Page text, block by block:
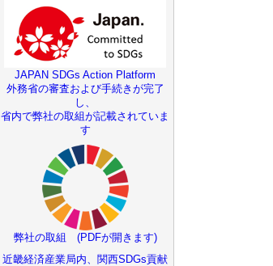
JAPAN SDGs Action Platform
外務省の審査および手続きが完了
し、
省内で弊社の取組が記載されていま
す
弊社の取組 (PDFが開きます)
近畿経済産業局内、関西SDGs貢献